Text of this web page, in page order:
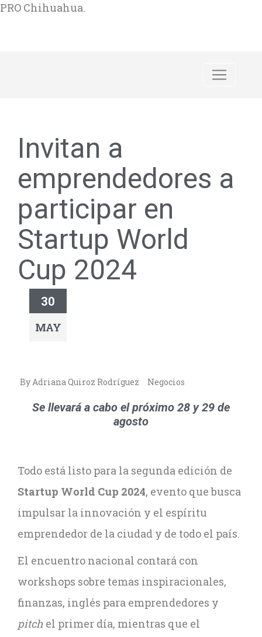
PRO Chihuahua.
Invitan a
emprendedores a
participar en
Startup World
Cup 2024
30
MAY
By Adriana Quiroz Rodríguez Negocios
Se llevará a cabo el próximo 28 y 29 de
agosto
Todo está listo para la segunda edición de
Startup World Cup 2024, evento que busca
impulsar la innovación y el espíritu
emprendedor de la ciudad y de todo el país.
El encuentro nacional contará con
workshops sobre temas inspiracionales,
finanzas, inglés para emprendedores y
pitch el primer día, mientras que el